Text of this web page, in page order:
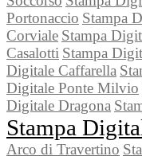
Portonaccio Stampa
Corviale Stampa
Casalotti Stampa
Digitale Caffarella
Digitale Ponte Milvio
Digitale Dragona
Stampa
Arco di Travertino